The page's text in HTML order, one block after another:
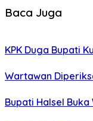
Baca Juga
KPK Duga Bupati
Wartawan
Bupati Halsel